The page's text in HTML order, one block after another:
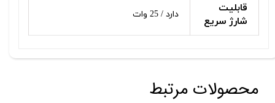
قابلیت
شارژ سریع
دارد / 25 وات
محصولات مرتبط